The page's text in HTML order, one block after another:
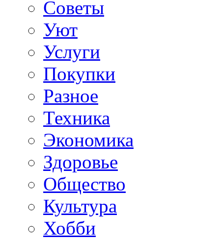
Советы
Уют
Услуги
Покупки
Разное
Техника
Экономика
Здоровье
Общество
Культура
Хобби